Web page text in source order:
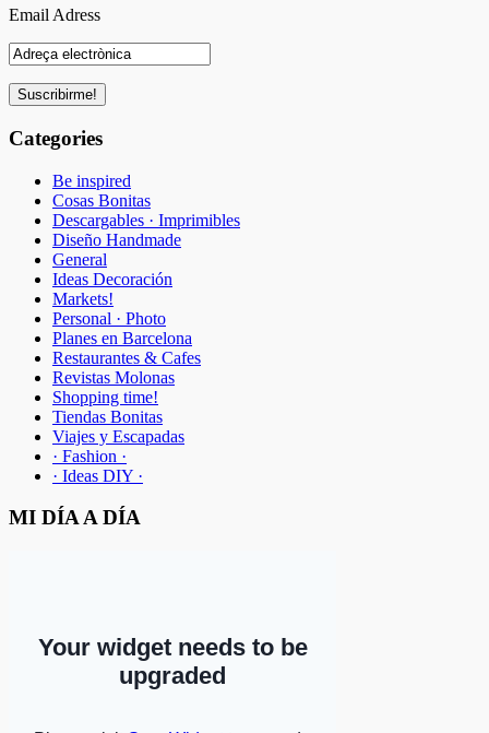
Email Adress
Categories
Be inspired
Cosas Bonitas
Descargables · Imprimibles
Diseño Handmade
General
Ideas Decoración
Markets!
Personal · Photo
Planes en Barcelona
Restaurantes & Cafes
Revistas Molonas
Shopping time!
Tiendas Bonitas
Viajes y Escapadas
· Fashion ·
· Ideas DIY ·
MI DÍA A DÍA